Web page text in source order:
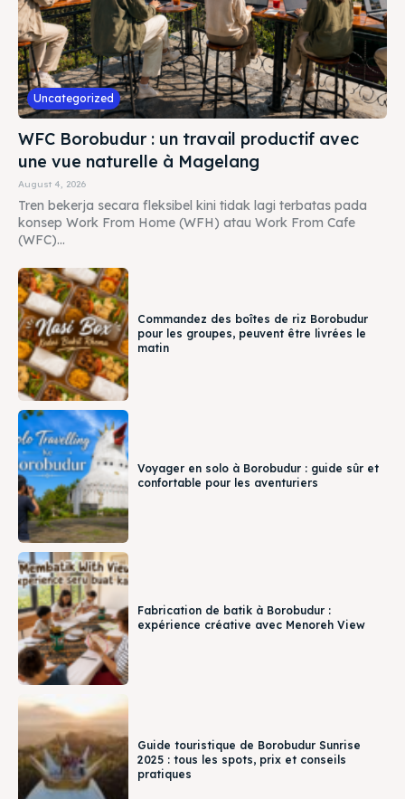
Uncategorized
WFC Borobudur : un travail productif avec
une vue naturelle à Magelang
August 4, 2026
Tren bekerja secara fleksibel kini tidak lagi terbatas pada
konsep Work From Home (WFH) atau Work From Cafe
(WFC)...
Commandez des boîtes de riz Borobudur
pour les groupes, peuvent être livrées le
matin
Voyager en solo à Borobudur : guide sûr et
confortable pour les aventuriers
Fabrication de batik à Borobudur :
expérience créative avec Menoreh View
Guide touristique de Borobudur Sunrise
2025 : tous les spots, prix et conseils
pratiques